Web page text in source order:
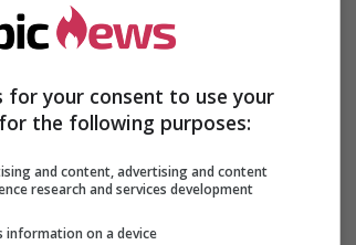
i primi passi
for your consent to use your
the following purposes:
and content, advertising and content
research and services development
information on a device